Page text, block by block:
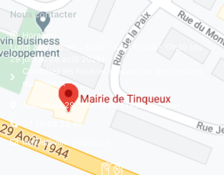
Nous contacter
Horaires
Lundi au vendredi : 8h30 - 12h | 13h30 - 17h30 (du
29 juin au 28 août 2026)
Consultez les horaires d'ouverture des services
municipaux
Avenue du 29 Août 1944, 51430 Tinqueux
03 26 08 23 45
mairie@ville-tinqueux.fr